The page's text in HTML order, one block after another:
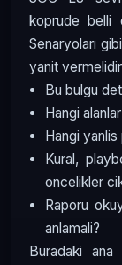
koprude belli
Senaryoları
yanit
Bu bulgu
Hangi
Hangi
Kural,
oncelikler
Raporu
anlamali?
Buradaki